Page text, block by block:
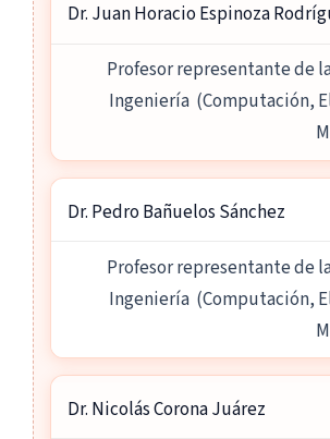
Dr. Juan Horacio Espinoza
Profesor representante de
Ingeniería (Computación,
Dr. Pedro Bañuelos Sánchez
Profesor representante de
Ingeniería (Computación,
Dr. Nicolás Corona Juárez